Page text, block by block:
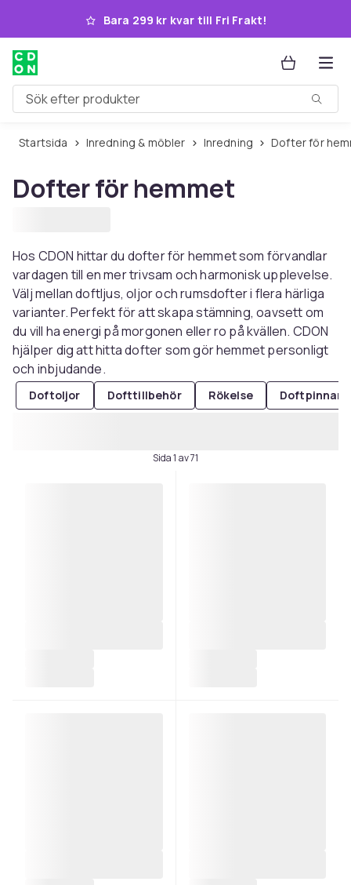
Hoppa till huvudinnehållet
Bara 299 kr kvar till Fri Frakt!
Sök efter produkter
Startsida Inredning & möbler Inredning Dofter för
Dofter för hemmet
Hos CDON hittar du dofter för hemmet som förvandlar
vardagen till en mer trivsam och harmonisk upplevelse.
Välj mellan doftljus, oljor och rumsdofter i flera härliga
varianter. Perfekt för att skapa stämning, oavsett om
du vill ha energi på morgonen eller ro på kvällen. CDON
hjälper dig att hitta dofter som gör hemmet personligt
och inbjudande.
Doftoljor Dofttillbehör Rökelse Doftpinnar
Sida 1 av 71